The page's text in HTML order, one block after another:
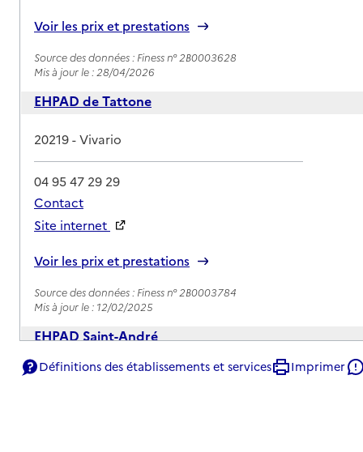
Voir les prix et prestations
Source des données : Finess n° 2B0003628
Mis à jour le : 28/04/2026
EHPAD de Tattone
Adresse
20219-Vivario
04 95 47 29 29
Contact
Site internet
Voir les prix et prestations
Source des données : Finess n° 2B0003784
Mis à jour le : 12/02/2025
EHPAD Saint-André
Adresse
20600-Furiani
Définitions des établissements et services Imprimer